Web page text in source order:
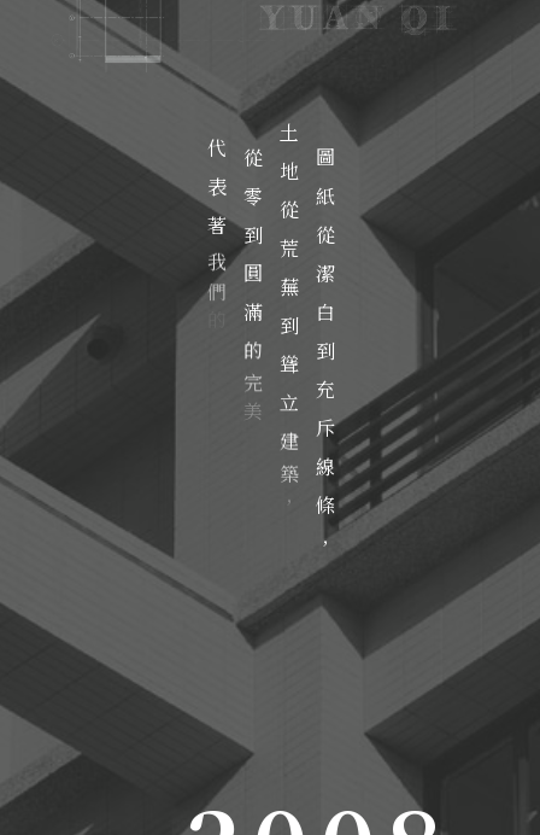
代
表
著
我
們
從
零
到
圓
滿
的
完
土
地
從
荒
蕪
到
聳
立
建
築
圖
紙
從
潔
白
到
充
斥
線
條
，
0
1
0
1
2
3
4
5
6
7